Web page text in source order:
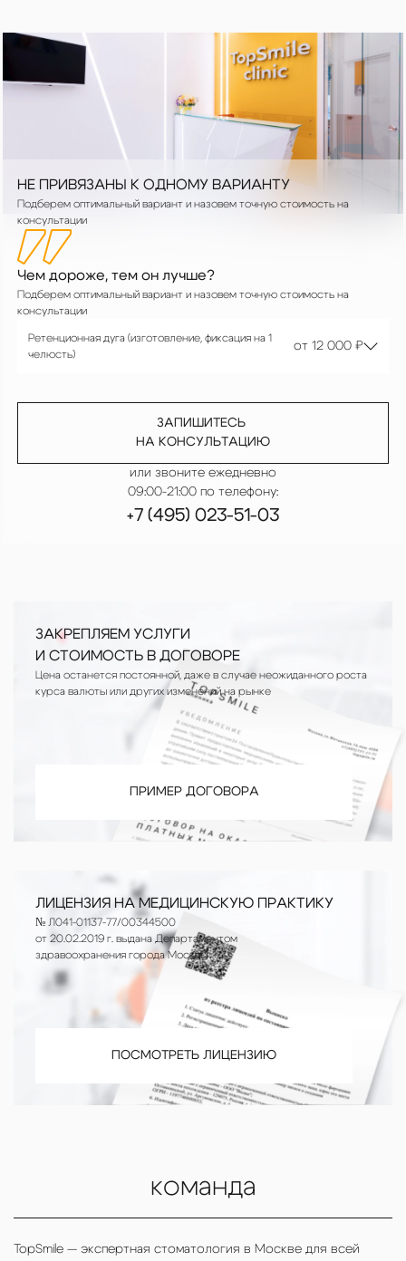
НЕ ПРИВЯЗАНЫ К ОДНОМУ ВАРИАНТУ
Подберем оптимальный вариант и назовем точную стоимость на
консультации
Чем дороже, тем он лучше?
Подберем оптимальный вариант и назовем точную стоимость на
консультации
Ретенционная дуга (изготовление, фиксация на 1
челюсть)
от 12 000 ₽
ЗАПИШИТЕСЬ
НА КОНСУЛЬТАЦИЮ
или звоните ежедневно
09:00-21:00 по телефону:
+7 (495) 023-51-03
ЗАКРЕПЛЯЕМ УСЛУГИ
И СТОИМОСТЬ В ДОГОВОРЕ
Цена останется постоянной, даже в случае неожиданного роста
курса валюты или других изменений на рынке
ПРИМЕР ДОГОВОРА
ЛИЦЕНЗИЯ НА МЕДИЦИНСКУЮ ПРАКТИКУ
№ Л041-01137-77/00344500
от 20.02.2019 г. выдана Департаментом
здравоохранения города Москвы
ПОСМОТРЕТЬ ЛИЦЕНЗИЮ
команда
TopSmile — экспертная стоматология в Москве для всей